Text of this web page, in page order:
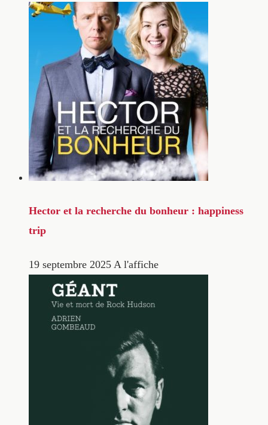
Hector et la recherche du bonheur : happiness
trip
19 septembre 2025 A l'affiche